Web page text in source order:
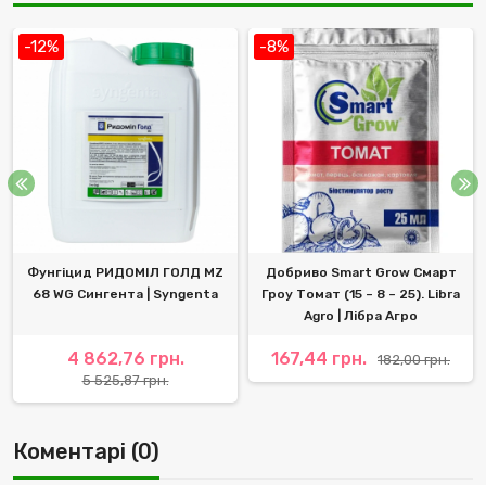
-12%
Фунгіцид РИДОМІЛ ГОЛД МZ
68 WG Сингента | Syngenta
4 862,76 грн.
5 525,87 грн.
-8%
Добриво Smart Grow Смарт
Гроу Томат (15 – 8 – 25). Libra
Agro | Лібра Агро
167,44 грн. 182,00 грн.
Коментарі (0)